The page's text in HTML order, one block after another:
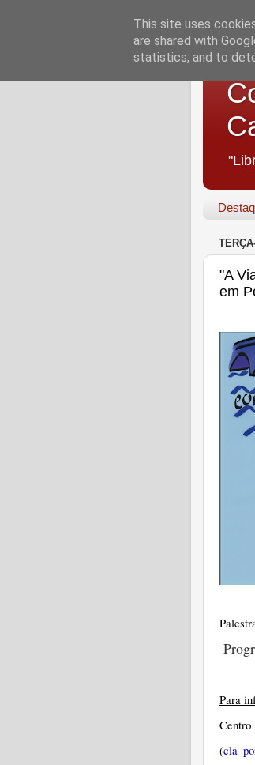
"A
em
Para
(
This site uses
are shared with
statistics, and to